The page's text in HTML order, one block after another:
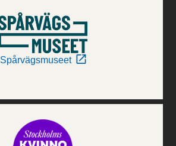
Spårvägsmuseet